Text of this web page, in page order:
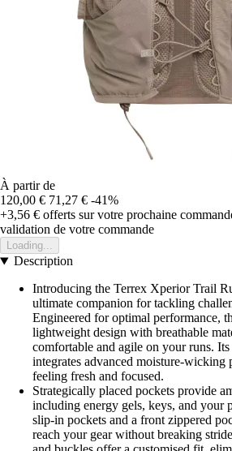
À partir de
120,00 € 71,27 € -41%
+3,56 € offerts sur votre prochaine
validation de votre commande
Loading...
Description
Introducing the Terrex Xperior Trail
ultimate companion for tackling
Engineered for optimal performance,
lightweight design with breathable
comfortable and agile on your runs.
integrates advanced moisture-wicking
feeling fresh and focused.
Strategically placed pockets provide
including energy gels, keys, and your
slip-in pockets and a front zippered
reach your gear without breaking